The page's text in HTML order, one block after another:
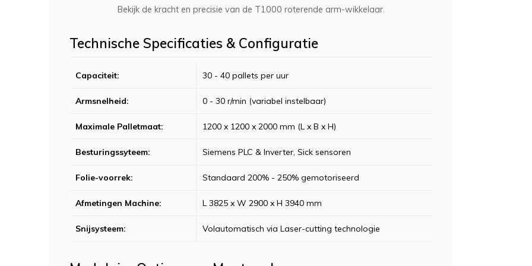
Bekijk de kracht en precisie van de T1000 roterende arm-wikkelaar.
Technische Specificaties & Configuratie
Capaciteit: 30 - 40 pallets per uur
Armsnelheid: 0 - 30 r/min (variabel instelbaar)
Maximale Palletmaat: 1200 x 1200 x 2000 mm (L x B x H)
Besturingssyteem: Siemens PLC & Inverter, Sick sensoren
Folie-voorrek: Standaard 200% - 250% gemotoriseerd
Afmetingen Machine: L 3825 x W 2900 x H 3940 mm
Snijsysteem: Volautomatisch via Laser-cutting technologie